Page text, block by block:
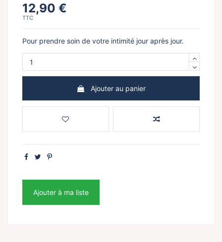
12,90 €
TTC
Pour prendre soin de votre intimité jour après jour.
Ajouter au panier
Ajouter à ma liste